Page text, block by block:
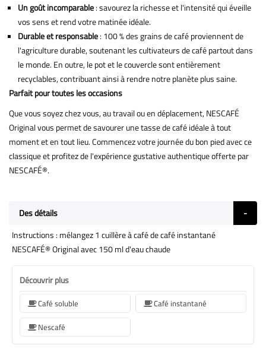
Un goût incomparable: savourez la richesse et l'intensité qui éveille
vos sens et rend votre matinée idéale.
Durable et responsable: 100 % des grains de café proviennent de
l'agriculture durable, soutenant les cultivateurs de café partout dans
le monde. En outre, le pot et le couvercle sont entièrement
recyclables, contribuant ainsi à rendre notre planète plus saine.
Parfait pour toutes les occasions
Que vous soyez chez vous, au travail ou en déplacement, NESCAFÉ
Original vous permet de savourer une tasse de café idéale à tout
moment et en tout lieu. Commencez votre journée du bon pied avec ce
classique et profitez de l'expérience gustative authentique offerte par
NESCAFÉ®.
Des détails
Instructions : mélangez 1 cuillère à café de café instantané
NESCAFÉ® Original avec 150 ml d'eau chaude
Découvrir plus
Café soluble
Café instantané
Nescafé